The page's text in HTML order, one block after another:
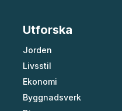
Utforska
Jorden
Livsstil
Ekonomi
Byggnadsverk